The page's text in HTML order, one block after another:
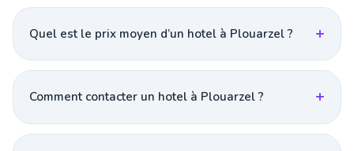
Quel est le prix moyen d’un hotel à Plouarzel ?
Comment contacter un hotel à Plouarzel ?